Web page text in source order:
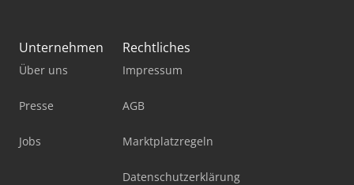
Unternehmen
Über uns
Presse
Jobs
Rechtliches
Impressum
AGB
Marktplatzregeln
Datenschutzerklärung